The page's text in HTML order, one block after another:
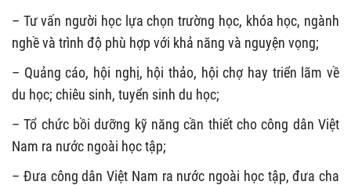
– Tư vấn người học lựa chọn trường học, khóa học, ngành
nghề và trình độ phù hợp với khả năng và nguyện vọng;
– Quảng cáo, hội nghị, hội thảo, hội chợ hay triển lãm về
du học; chiêu sinh, tuyển sinh du học;
– Tổ chức bồi dưỡng kỹ năng cần thiết cho công dân Việt
Nam ra nước ngoài học tập;
– Đưa công dân Việt Nam ra nước ngoài học tập, đưa cha